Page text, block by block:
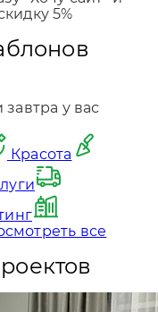
5%
у вас
Красота
все